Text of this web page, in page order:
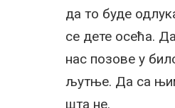
да то буде
се дете осећа.
нас позове у
љутње. Да са
шта не.